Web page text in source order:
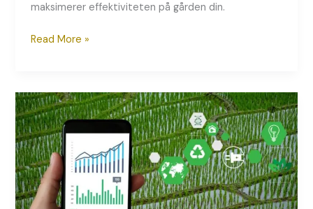
maksimerer effektiviteten på gården din.
Read More »
GPS
i
Landbruket:
Øk
Produktiviteten
med
Presisjonsstyring